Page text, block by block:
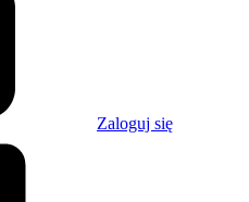
Zaloguj się